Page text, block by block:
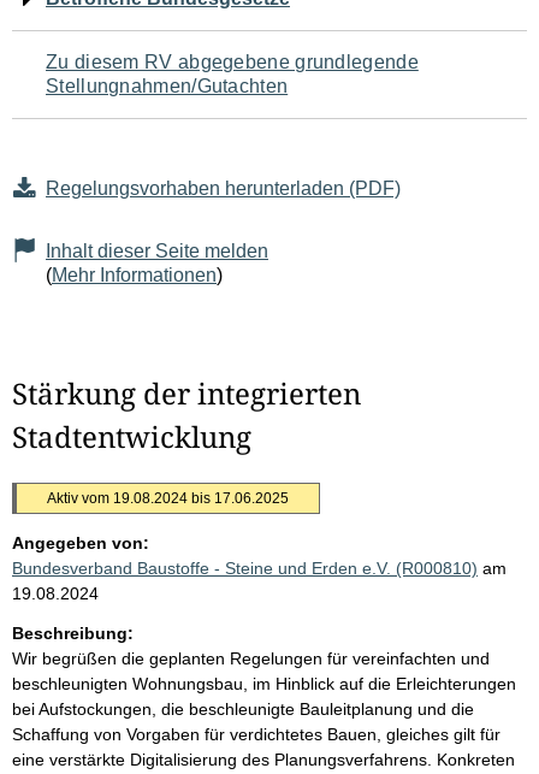
Zu diesem RV abgegebene grundlegende
Stellungnahmen/Gutachten
Regelungsvorhaben herunterladen (PDF)
Inhalt dieser Seite melden
(Mehr Informationen)
Stärkung der integrierten
Stadtentwicklung
Aktiv vom 19.08.2024 bis 17.06.2025
Angegeben von:
Bundesverband Baustoffe - Steine und Erden e.V. (R000810) am
19.08.2024
Beschreibung:
Wir begrüßen die geplanten Regelungen für vereinfachten und
beschleunigten Wohnungsbau, im Hinblick auf die Erleichterungen
bei Aufstockungen, die beschleunigte Bauleitplanung und die
Schaffung von Vorgaben für verdichtetes Bauen, gleiches gilt für
eine verstärkte Digitalisierung des Planungsverfahrens. Konkreten